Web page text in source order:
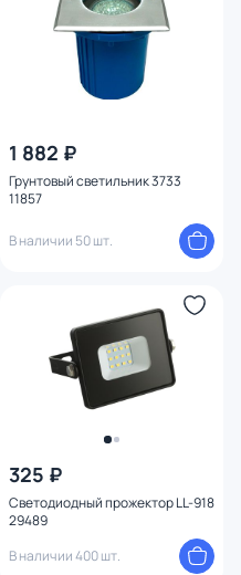
1 882 ₽
Грунтовый светильник 3733
11857
В наличии 50 шт.
325 ₽
Светодиодный прожектор LL-918
29489
В наличии 400 шт.